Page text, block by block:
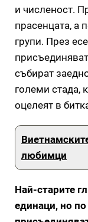
и численост.
прасенцата, а
групи. През
събират
големи стада,
оцелеят в
любимци
Най-старите
единаци, но